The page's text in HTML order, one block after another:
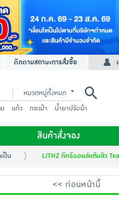
ติดตามสถานะการสั่งซื้อ
หมวดหมู่ทั้งหมด
แก้ว กระเป๋า
น้ำยาปรับผ้า
สินค้าสั่งจอง
ป็น LITHZ ทีทรีออยล์แต้มสิว
<< ก่อนหน้านี้